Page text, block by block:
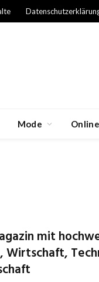
Mode
mit
Wirtschaft,